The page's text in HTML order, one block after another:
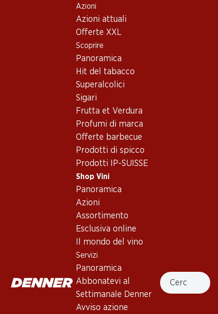
Azioni
Azioni attuali
Offerte XXL
Scoprire
Panoramica
Hit del tabacco
Superalcolici
Sigari
Frutta et Verdura
Profumi di marca
Offerte barbecue
Prodotti di spicco
Prodotti IP-SUISSE
Shop Vini
Panoramica
Azioni
Assortimento
Esclusiva online
Il mondo del vino
Servizi
Panoramica
Abbonatevi al
Settimanale Denner
Avviso azione
Cercare
Vino/champagne
California
Sunbeam White Zinfandel California
Fronte Retro Imballaggio
Sunbeam White Zinfandel
California, 2025
Color anguria. Al naso elegante profumo di rose, anguria,
ciliegie rosse e ciliegie mature. Acidità succosa al palato,